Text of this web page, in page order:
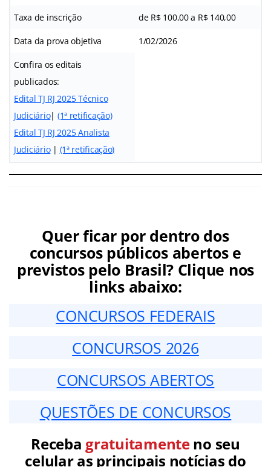
Taxa de inscrição de R$ 100,00 a R$ 140,00
Data da prova objetiva 1/02/2026
Confira os editais
publicados:
Edital TJ RJ 2025 Técnico
Judiciário| (1ª retificação)
Edital TJ RJ 2025 Analista
Judiciário| (1ª retificação)
Quer ficar por dentro dos
concursos públicos abertos e
previstos pelo Brasil? Clique nos
links abaixo:
CONCURSOS FEDERAIS
CONCURSOS 2026
CONCURSOS ABERTOS
QUESTÕES DE CONCURSOS
Receba gratuitamenteno seu
celular as principais notícias do